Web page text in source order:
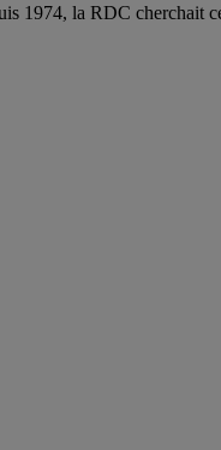
1974, la RDC cherchait